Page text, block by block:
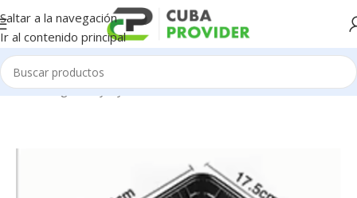
Saltar a la navegación
Ir al contenido principal
Inicio/Negocios y Pymes/Embaces